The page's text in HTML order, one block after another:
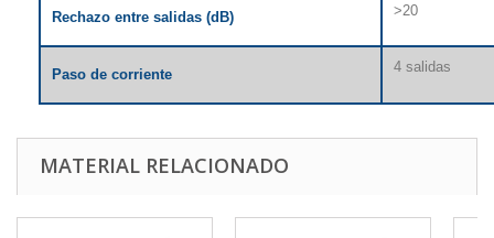
Rechazo entre salidas (dB) >20
Paso de corriente 4 salidas
MATERIAL RELACIONADO